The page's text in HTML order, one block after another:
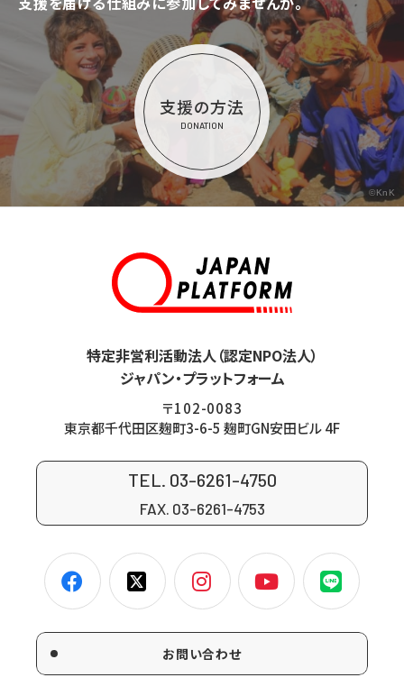
支援の方法
DONATION
©KnK
特定非営利活動法人（認定NPO法人）
ジャパン・プラットフォーム
〒102-0083
東京都千代田区麹町3-6-5 麹町GN安田ビル 4F
TEL. 03-6261-4750
FAX. 03-6261-4753
お問い合わせ